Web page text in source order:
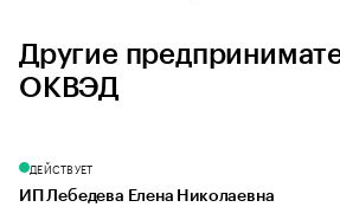
Другие
ОКВЭД
ДЕЙСТВУЕТ
ИП Лебедева Елена Николаевна